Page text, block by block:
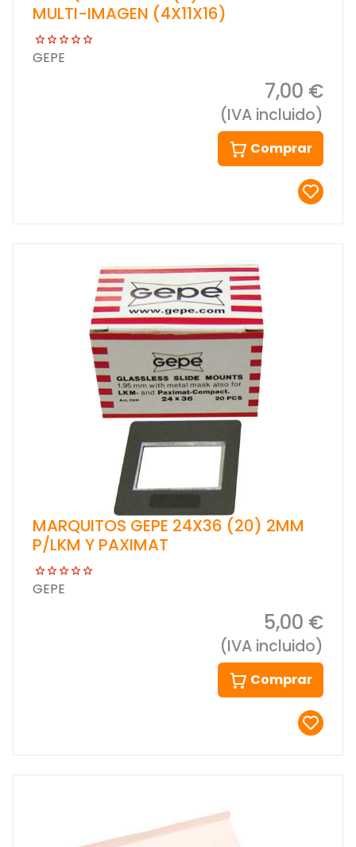
MULTI-IMAGEN (4X11X16)
GEPE
7,00 €
(IVA incluido)
Comprar
MARQUITOS GEPE 24X36 (20) 2MM
P/LKM Y PAXIMAT
GEPE
5,00 €
(IVA incluido)
Comprar